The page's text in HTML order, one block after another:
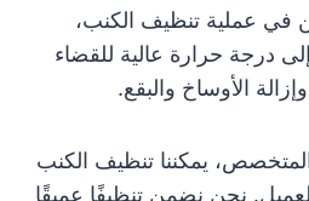
في عملية تنظيف الكنب،
درجة حرارة عالية للقضاء
الأوساخ والبقع.
يمكننا تنظيف الكنب
نحن نضمن تنظيفًا عميقًا